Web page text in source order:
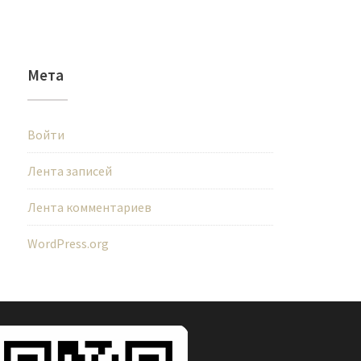
Мета
Войти
Лента записей
Лента комментариев
WordPress.org